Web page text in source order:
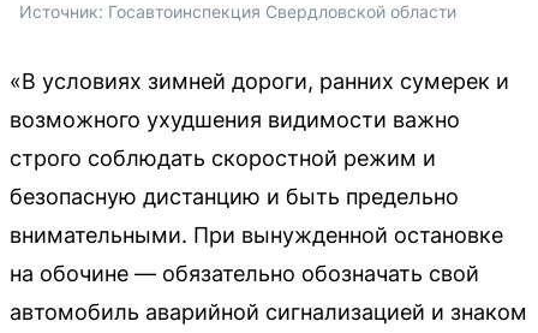
Источник: Госавтоинспекция Свердловской области
«В условиях зимней дороги, ранних сумерек и
возможного ухудшения видимости важно
строго соблюдать скоростной режим и
безопасную дистанцию и быть предельно
внимательными. При вынужденной остановке
на обочине — обязательно обозначать свой
автомобиль аварийной сигнализацией и знаком